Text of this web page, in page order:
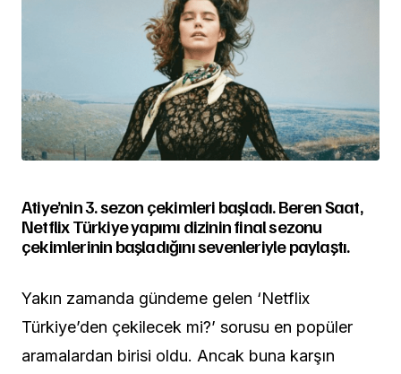
Atiye’nin 3. sezon çekimleri başladı. Beren Saat,
Netflix Türkiye yapımı dizinin final sezonu
çekimlerinin başladığını sevenleriyle paylaştı.
Yakın zamanda gündeme gelen ‘Netflix
Türkiye’den çekilecek mi?’ sorusu en popüler
aramalardan birisi oldu. Ancak buna karşın